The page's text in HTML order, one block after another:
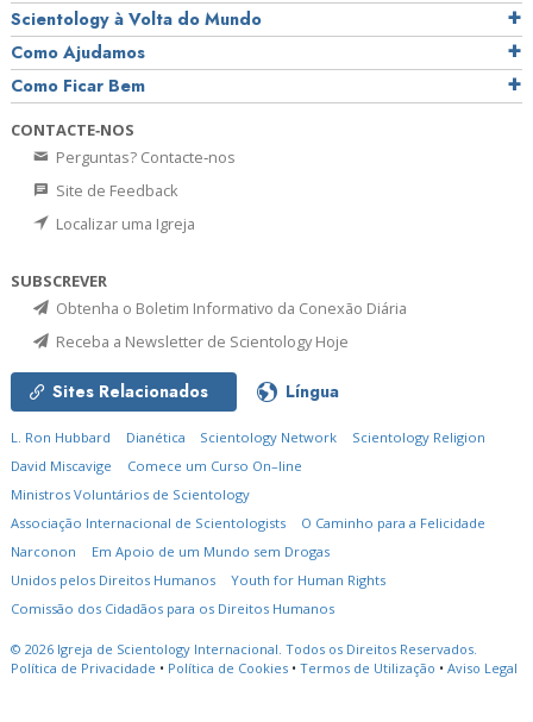
Scientology à Volta do Mundo
Como Ajudamos
Como Ficar Bem
CONTACTE‑NOS
Perguntas? Contacte‑nos
Site de Feedback
Localizar uma Igreja
SUBSCREVER
Obtenha o Boletim Informativo da Conexão Diária
Receba a Newsletter de Scientology Hoje
Sites Relacionados Língua
L. Ron Hubbard Dianética Scientology Network
Scientology Religion
David Miscavige
Comece um Curso On–line
Ministros Voluntários de Scientology
Associação Internacional de Scientologists
O Caminho para a Felicidade
Narconon
Em Apoio de um Mundo sem Drogas
Unidos pelos Direitos Humanos
Youth for Human Rights
Comissão dos Cidadãos para os Direitos Humanos
© 2026 Igreja de Scientology Internacional. Todos os Direitos Reservados.
Política de Privacidade • Política de Cookies • Termos de Utilização • Aviso Legal